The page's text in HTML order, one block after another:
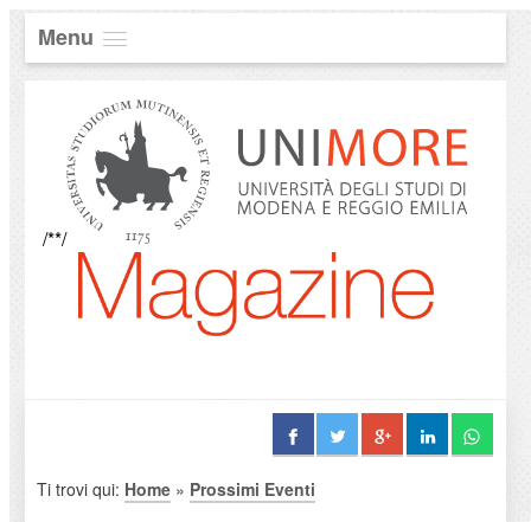
Menu
/**/
Ti trovi qui: Home» Prossimi Eventi